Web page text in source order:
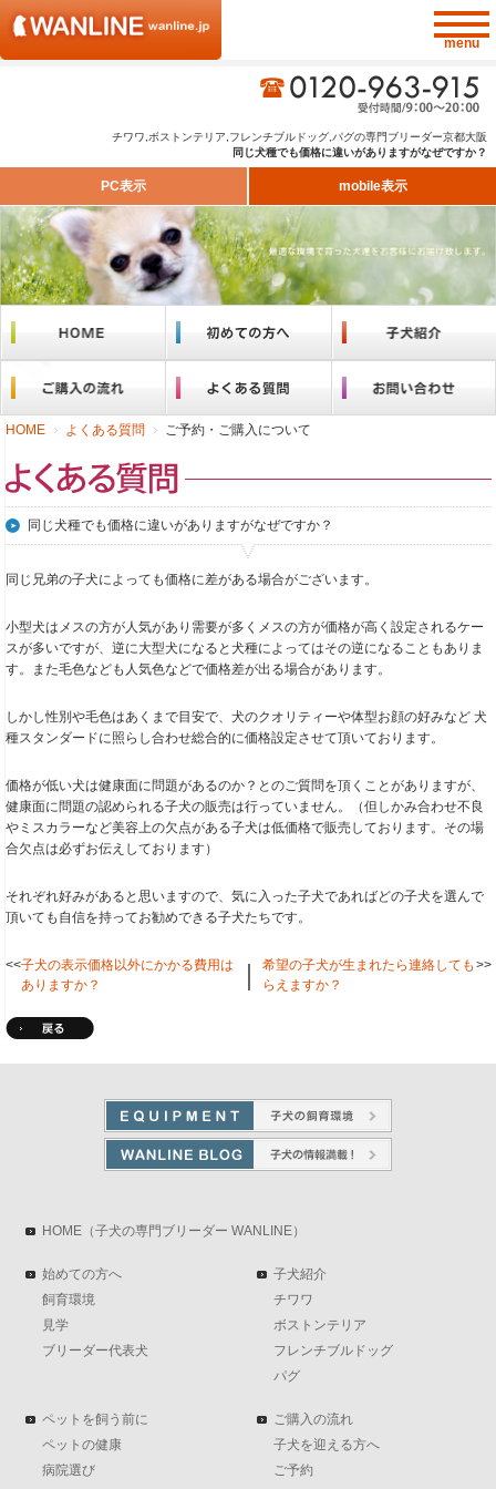
チワワ,ボストンテリア,フレンチブルドッグ,パグの専門ブリーダー京都大阪
同じ犬種でも価格に違いがありますがなぜですか？
PC表示 mobile表示
HOME よくある質問 ご予約・ご購入について
同じ犬種でも価格に違いがありますがなぜですか？
同じ兄弟の子犬によっても価格に差がある場合がございます。
小型犬はメスの方が人気があり需要が多くメスの方が価格が高く設定されるケー
スが多いですが、逆に大型犬になると犬種によってはその逆になることもありま
す。また毛色なども人気色などで価格差が出る場合があります。
しかし性別や毛色はあくまで目安で、犬のクオリティーや体型お顔の好みなど 犬
種スタンダードに照らし合わせ総合的に価格設定させて頂いております。
価格が低い犬は健康面に問題があるのか？とのご質問を頂くことがありますが、
健康面に問題の認められる子犬の販売は行っていません。（但しかみ合わせ不良
やミスカラーなど美容上の欠点がある子犬は低価格で販売しております。その場
合欠点は必ずお伝えしております）
それぞれ好みがあると思いますので、気に入った子犬であればどの子犬を選んで
頂いても自信を持ってお勧めできる子犬たちです。
<<子犬の表示価格以外にかかる費用は
ありますか？
｜
希望の子犬が生まれたら連絡しても
らえますか？
>>
HOME（子犬の専門ブリーダー WANLINE）
始めての方へ
飼育環境
見学
ブリーダー代表犬
子犬紹介
チワワ
ボストンテリア
フレンチブルドッグ
パグ
ペットを飼う前に
ペットの健康
病院選び
ご購入の流れ
子犬を迎える方へ
ご予約